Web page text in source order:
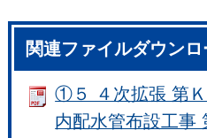
関連ファイルダウンロ
①５ ４次拡張 第
内配水管布設工事